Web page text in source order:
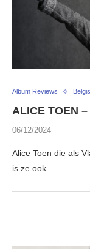
Album Reviews
ALICE TOEN
06/12/2024
Alice Toen die als
is ze ook …